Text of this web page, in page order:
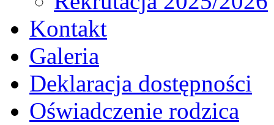
Kontakt
Galeria
Deklaracja dostępności
Oświadczenie rodzica